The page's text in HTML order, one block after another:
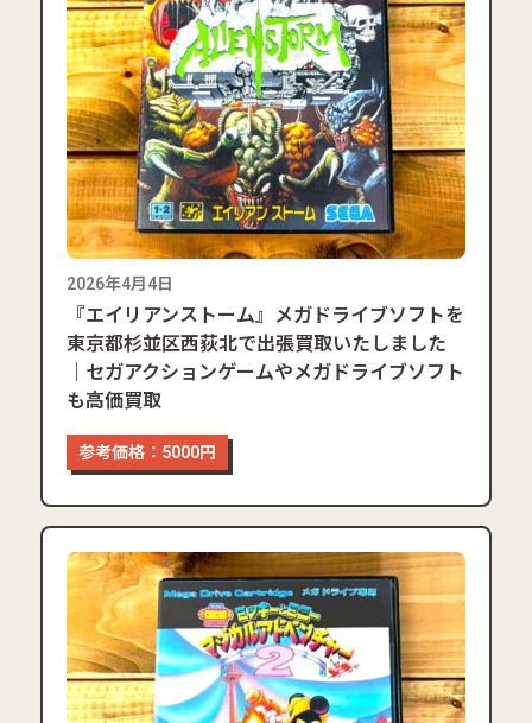
2026年4月4日
『エイリアンストーム』メガドライブソフトを
東京都杉並区西荻北で出張買取いたしました
｜セガアクションゲームやメガドライブソフト
も高価買取
参考価格：5000円